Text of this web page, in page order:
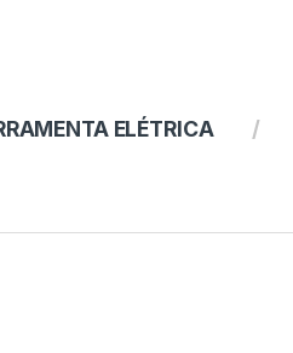
ELÉTRICA